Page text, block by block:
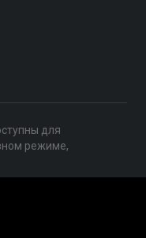
для
режиме,